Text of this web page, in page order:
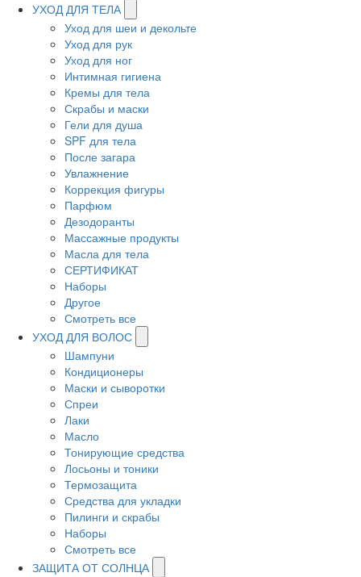
УХОД ДЛЯ ТЕЛА
Уход для шеи и декольте
Уход для рук
Уход для ног
Интимная гигиена
Кремы для тела
Скрабы и маски
Гели для душа
SPF для тела
После загара
Увлажнение
Коррекция фигуры
Парфюм
Дезодоранты
Массажные продукты
Масла для тела
СЕРТИФИКАТ
Наборы
Другое
Смотреть все
УХОД ДЛЯ ВОЛОС
Шампуни
Кондиционеры
Маски и сыворотки
Спреи
Лаки
Масло
Тонирующие средства
Лосьоны и тоники
Термозащита
Средства для укладки
Пилинги и скрабы
Наборы
Смотреть все
ЗАЩИТА ОТ СОЛНЦА